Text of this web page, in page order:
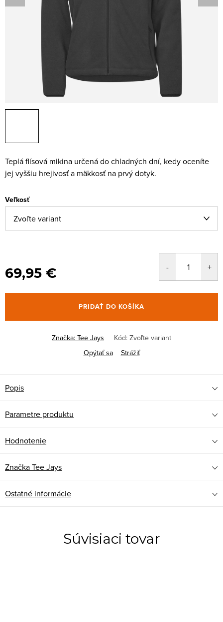
Teplá flísová mikina určená do chladných dní, kedy oceníte
jej vyššiu hrejivosť a mäkkosť na prvý dotyk.
Veľkosť
69,95 €
PRIDAŤ DO KOŠÍKA
Značka: Tee Jays Kód: Zvoľte variant
Opýtať sa
Strážiť
Popis
Parametre produktu
Hodnotenie
ZnačkaTee Jays
Ostatné informácie
Súvisiaci tovar